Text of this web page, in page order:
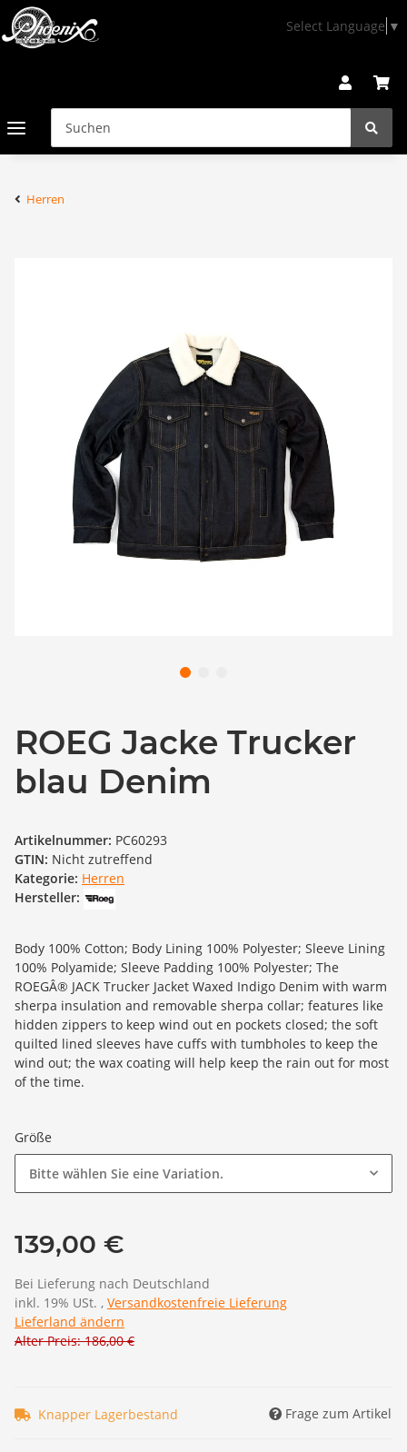
Select Language ▼
Herren
ROEG Jacke Trucker
blau Denim
Artikelnummer: PC60293
GTIN: Nicht zutreffend
Kategorie: Herren
Hersteller:
Body 100% Cotton; Body Lining 100% Polyester; Sleeve Lining
100% Polyamide; Sleeve Padding 100% Polyester; The
ROEGÂ® JACK Trucker Jacket Waxed Indigo Denim with warm
sherpa insulation and removable sherpa collar; features like
hidden zippers to keep wind out en pockets closed; the soft
quilted lined sleeves have cuffs with tumbholes to keep the
wind out; the wax coating will help keep the rain out for most
of the time.
Größe
Bitte wählen Sie eine Variation.
139,00 €
Bei Lieferung nach Deutschland
inkl. 19% USt. , Versandkostenfreie Lieferung
Lieferland ändern
Alter Preis: 186,00 €
Knapper Lagerbestand Frage zum Artikel